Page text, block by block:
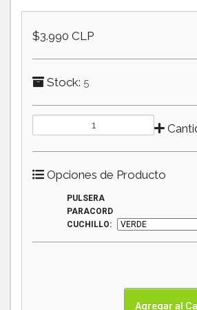
$3.990 CLP
Stock: 5
Opciones de Producto
PULSERA
PARACORD
CUCHILLO: